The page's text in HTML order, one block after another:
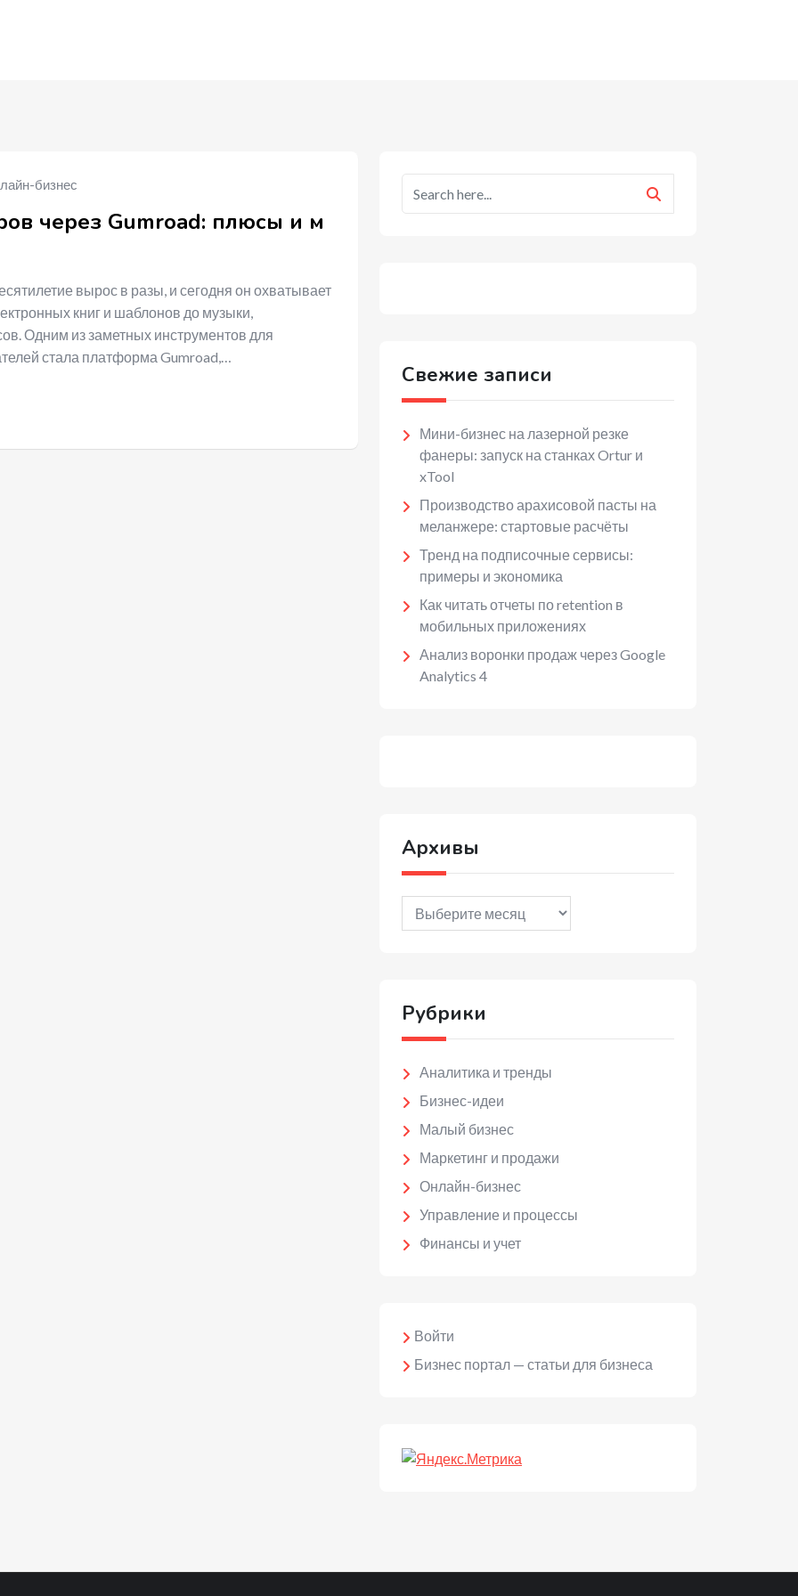
бизнес
через Gumroad: плюсы и м
вырос в разы, и сегодня он охватывает
книг и шаблонов до музыки,
Одним из заметных инструментов для
стала платформа Gumroad,…
Свежие записи
Мини-бизнес на лазерной резке
фанеры: запуск на станках Ortur и
xTool
Производство арахисовой пасты на
меланжере: стартовые расчёты
Тренд на подписочные сервисы:
примеры и экономика
Как читать отчеты по retention в
мобильных приложениях
Анализ воронки продаж через Google
Analytics 4
Архивы
Архивы
Рубрики
Аналитика и тренды
Бизнес-идеи
Малый бизнес
Маркетинг и продажи
Онлайн-бизнес
Управление и процессы
Финансы и учет
Войти
Бизнес портал — статьи для бизнеса